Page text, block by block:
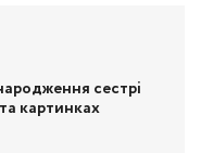
сестрі
картинках